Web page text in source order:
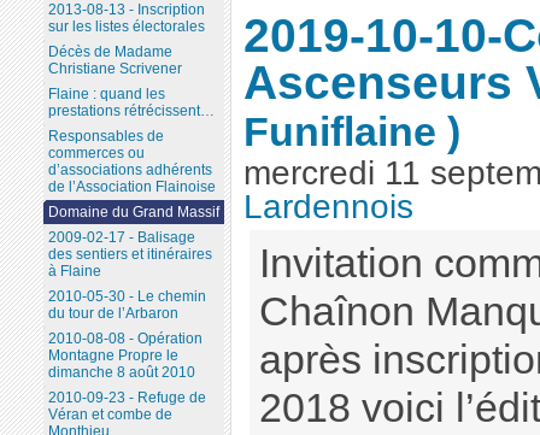
2019-10-10-
Ascenseurs
Funiflaine )
mercredi 11
Lardennois
Invitation
Chaînon
après
2018 voici
2013-08-13 - Inscription
sur les listes électorales
Décès de Madame
Christiane Scrivener
Flaine : quand les
prestations rétrécissent…
Responsables de
commerces ou
d’associations adhérents
de l’Association Flainoise
Domaine du Grand Massif
2009-02-17 - Balisage
des sentiers et itinéraires
à Flaine
2010-05-30 - Le chemin
du tour de l’Arbaron
2010-08-08 - Opération
Montagne Propre le
dimanche 8 août 2010
2010-09-23 - Refuge de
Véran et combe de